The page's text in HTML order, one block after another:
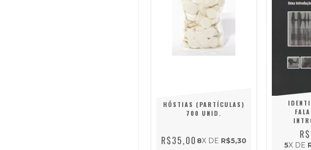
HÓSTIAS (PARTÍCULAS)
700 UNID.
R$35,00 8X DE R$5,30
5X DE